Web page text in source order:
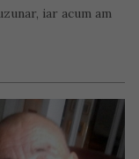
iar acum am